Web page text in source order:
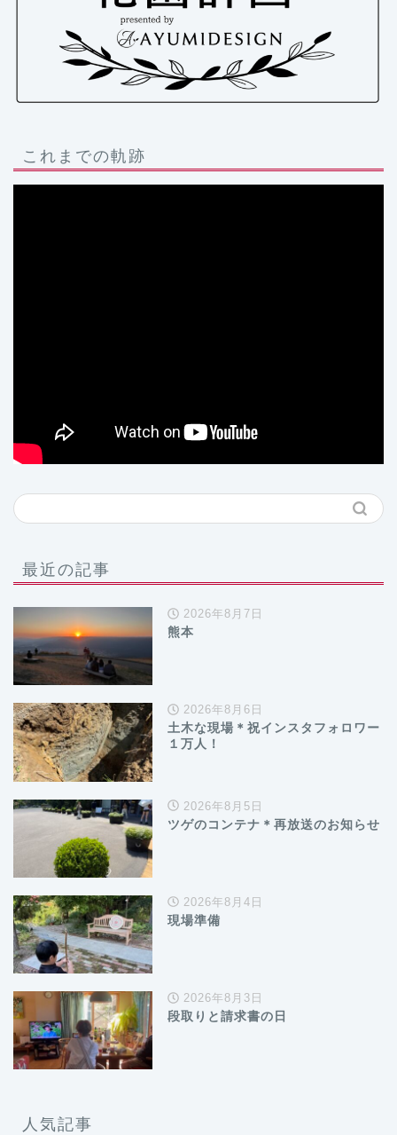
これまでの軌跡
最近の記事
2026年8月7日
熊本
2026年8月6日
土木な現場＊祝インスタフォロワー
１万人！
2026年8月5日
ツゲのコンテナ＊再放送のお知らせ
2026年8月4日
現場準備
2026年8月3日
段取りと請求書の日
人気記事